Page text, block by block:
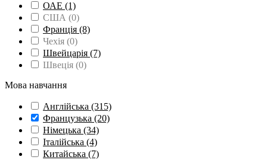
ОАЕ (1)
США (0)
Франція (8)
Чехія (0)
Швейцарія (7)
Швеція (0)
Мова навчання
Англійська (315)
Французька (20)
Німецька (34)
Італійська (4)
Китайська (7)